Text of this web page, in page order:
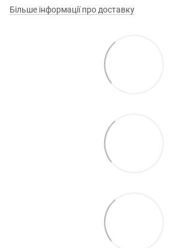
Більше інформації про доставку